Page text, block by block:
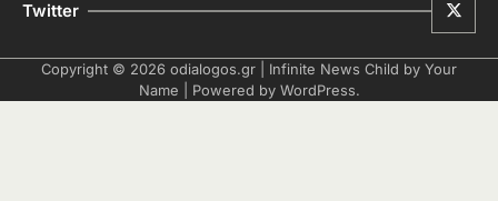
Twitter
Copyright © 2026 odialogos.gr | Infinite News Child by Your
Name | Powered by WordPress.